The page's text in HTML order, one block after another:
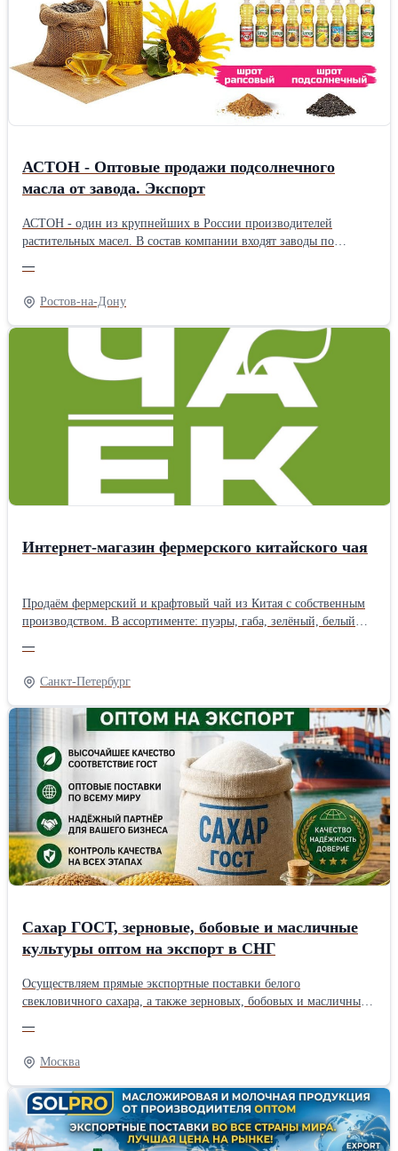
АСТОН - Оптовые продажи подсолнечного
масла от завода. Экспорт
АСТОН - один из крупнейших в России производителей
растительных масел. В состав компании входят заводы по
терминалы на реке Дон, сухогрузы класса «река-море».
Ассортимент: - Масло подсолнечное рафинированное ТМ
«Затея», «Волшебный Край» и «Светлица» - Масло
подсолнечное высокоолеиновое ТМ «Астон» - Рафинированное
и нерафинированное масло наливом (авто-, ж/д цистерны,
flexitank 22 тонны) География поставок: Россия, СНГ, КНР,
Вьетнам, Афганистан и др. Цены зависят от объема закупки,
условий доставки, фасовки, и других условий. Доставляем
авто-, жд- и морским транспортом на условиях EXW, FCA, DAP,
требованиям ХАССП, стандартам ISO и иным международным
—
Ростов-на-Дону
Интернет-магазин фермерского китайского чая
Продаём фермерский и крафтовый чай из Китая с собственным
производством. В ассортименте: пуэры, габа, зелёный, белый
производства делается в ограниченном тираже — только
качественное сырьё и авторские рецептуры. Бесплатная доставка
по России от 1 500 ₽. Оплата долями. Скидки в разделе
«Акции».
—
Санкт-Петербург
Сахар ГОСТ, зерновые, бобовые и масличные
культуры оптом на экспорт в СНГ
Осуществляем прямые экспортные поставки белого
свекловичного сахара, а также зерновых, бобовых и масличных
Казахстан, Киргизия, Таджикистан и др.). Работаем напрямую
как производитель и гарантируем строгое соответствие
экспортным стандартам качества. Наш ассортимент для
экспортных поставок: * Белый сахар-песок: ГОСТ 33222-2015
(категория ТС2), код ТН ВЭД 1701 99 100 0. Полностью сухой,
идеален для транспортировки. * Зерновые культуры: Пшеница
(продовольственная/фуражная), кукуруза продовольственная,
—
Москва